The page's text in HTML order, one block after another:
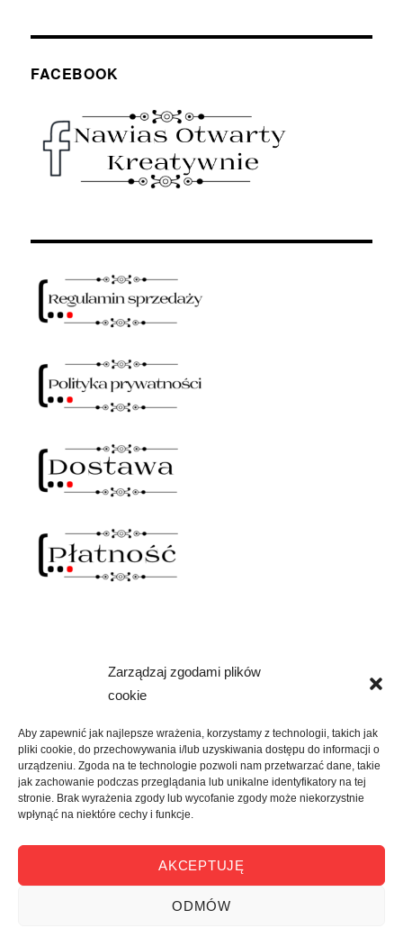
Zarządzaj zgodami plików
cookie
Aby zapewnić jak najlepsze wrażenia, korzystamy z technologii, takich jak
pliki cookie, do przechowywania i/lub uzyskiwania dostępu do informacji o
urządzeniu. Zgoda na te technologie pozwoli nam przetwarzać dane, takie
jak zachowanie podczas przeglądania lub unikalne identyfikatory na tej
stronie. Brak wyrażenia zgody lub wycofanie zgody może niekorzystnie
wpłynąć na niektóre cechy i funkcje.
AKCEPTUJĘ
ODMÓW
FACEBOOK
NAWIAS OTWARTY
SKLEP
menu
potomne
KREATYWNIE
rozwiń
menu
potomne
KULTURALNIE
rozwiń
potomne
POLITYKA PRYWATNOŚĆI